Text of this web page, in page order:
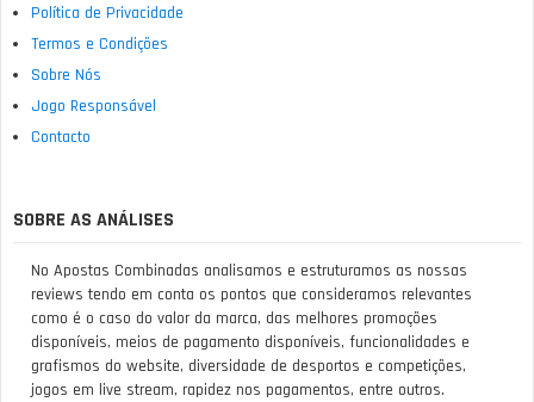
Política de Privacidade
Termos e Condições
Sobre Nós
Jogo Responsável
Contacto
SOBRE AS ANÁLISES
No Apostas Combinadas analisamos e estruturamos as nossas
reviews tendo em conta os pontos que consideramos relevantes
como é o caso do valor da marca, das melhores promoções
disponíveis, meios de pagamento disponíveis, funcionalidades e
grafismos do website, diversidade de desportos e competições,
jogos em live stream, rapidez nos pagamentos, entre outros.